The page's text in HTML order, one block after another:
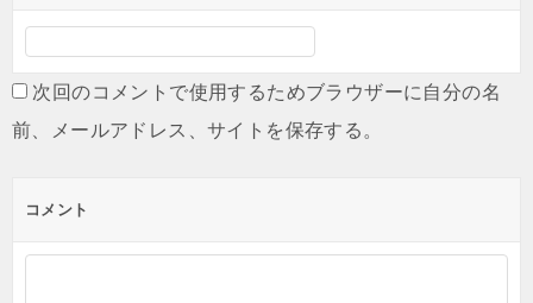
次回のコメントで使用するためブラウザーに自分の名
前、メールアドレス、サイトを保存する。
コメント